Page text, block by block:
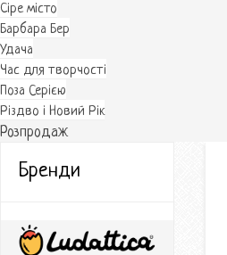
Cіре місто
Барбара Бер
Удача
Час для творчості
Поза Серією
Різдво і Новий Рік
Розпродаж
Бренди